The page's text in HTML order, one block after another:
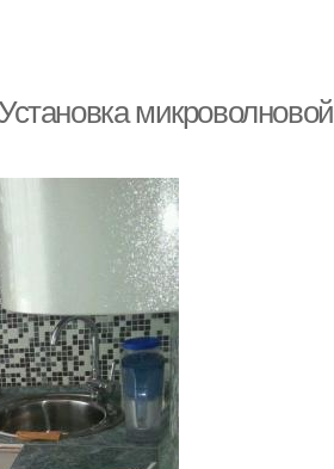
микроволновой